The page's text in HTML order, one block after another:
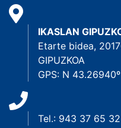
IKASLAN
Etarte bidea,
GIPUZKOA
GPS: N
Tel.: 943 37 65 32